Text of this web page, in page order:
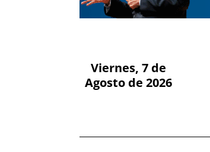
Viernes, 7 de
Agosto de 2026